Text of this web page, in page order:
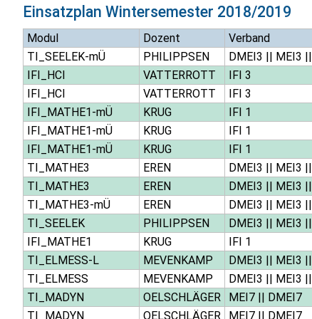
Einsatzplan Wintersemester 2018/2019
Modul Dozent Verband
TI_SEELEK-mÜ
PHILIPPSEN DMEI3 || MEI3 ||
IFI_HCI
VATTERROTT IFI 3
IFI_HCI
VATTERROTT IFI 3
IFI_MATHE1-mÜ
KRUG IFI 1
IFI_MATHE1-mÜ
KRUG IFI 1
IFI_MATHE1-mÜ
KRUG IFI 1
TI_MATHE3
EREN DMEI3 || MEI3 ||
TI_MATHE3
EREN DMEI3 || MEI3 ||
TI_MATHE3-mÜ
EREN DMEI3 || MEI3 ||
TI_SEELEK
PHILIPPSEN DMEI3 || MEI3 ||
IFI_MATHE1
KRUG IFI 1
TI_ELMESS-L
MEVENKAMP DMEI3 || MEI3 ||
TI_ELMESS
MEVENKAMP DMEI3 || MEI3 ||
TI_MADYN
OELSCHLÄGER MEI7|| DMEI7
TI_MADYN
OELSCHLÄGER MEI7|| DMEI7